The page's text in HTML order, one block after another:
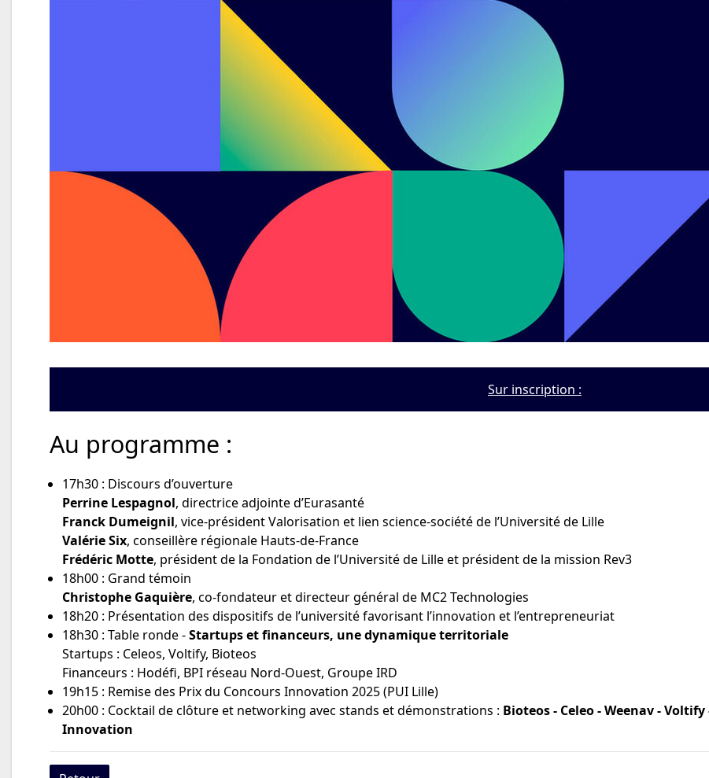
Sur inscription :
Au programme :
17h30 : Discours d’ouverture
Perrine Lespagnol, directrice adjointe d’Eurasanté
Franck Dumeignil, vice-président Valorisation et lien science-société de l’Université de Lille
Valérie Six, conseillère régionale Hauts-de-France
Frédéric Motte, président de la Fondation de l’Université de Lille et président de la mission Rev3
18h00 : Grand témoin
Christophe Gaquière, co-fondateur et directeur général de MC2 Technologies
18h20 : Présentation des dispositifs de l’université favorisant l’innovation et l’entrepreneuriat
18h30 : Table ronde -Startups et financeurs, une dynamique territoriale
Startups : Celeos, Voltify, Bioteos
Financeurs : Hodéfi, BPI réseau Nord-Ouest, Groupe IRD
19h15 : Remise des Prix du Concours Innovation 2025 (PUI Lille)
20h00 : Cocktail de clôture et networking avec stands et démonstrations : Bioteos - Celeo - Weenav -
Innovation